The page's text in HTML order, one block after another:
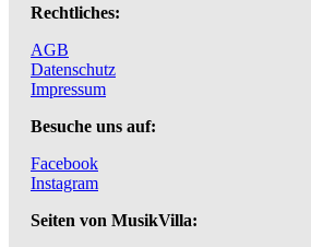
Rechtliches:
AGB
Datenschutz
Impressum
Besuche uns auf:
Facebook
Instagram
Seiten von MusikVilla: